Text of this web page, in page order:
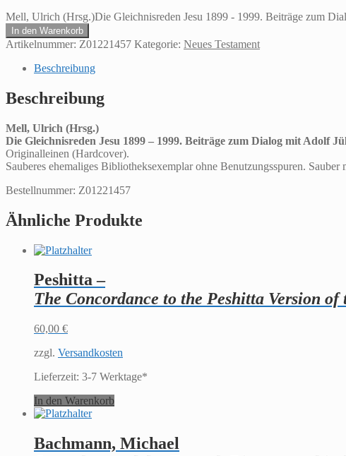
Mell, Ulrich (Hrsg.)Die Gleichnisreden Jesu 1899 - 1999. Beiträge zum
In den Warenkorb
Artikelnummer: Z01221457 Kategorie: Neues Testament
Beschreibung
Beschreibung
Mell, Ulrich (Hrsg.)
Die Gleichnisreden Jesu 1899 – 1999. Beiträge zum Dialog mit Adolf
Originalleinen (Hardcover).
Sauberes ehemaliges Bibliotheksexemplar ohne Benutzungsspuren. Sauber
Bestellnummer: Z01221457
Ähnliche Produkte
Peshitta –
The Concordance to the Peshitta Version
60,00 €
zzgl. Versandkosten
Lieferzeit: 3-7 Werktage*
In den Warenkorb
Bachmann, Michael